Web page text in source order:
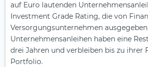
auf Euro lautenden
Investment Grade Rating, die von
Versorgungsunternehmen
Unternehmensanleihen haben eine
drei Jahren und verbleiben bis zu ihrer
Portfolio.